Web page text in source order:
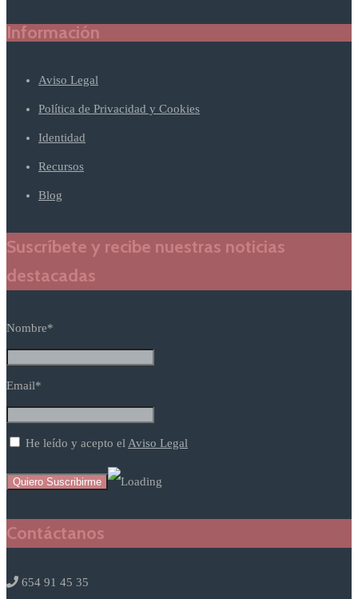
Información
Aviso Legal
Política de Privacidad y Cookies
Identidad
Recursos
Blog
Suscríbete y recibe nuestras noticias
destacadas
Nombre*
Email*
He leído y acepto elAviso Legal
Contáctanos
654 91 45 35